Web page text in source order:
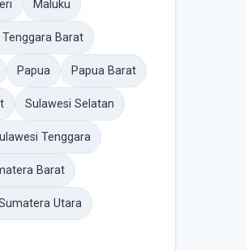
Maluku
Tenggara Barat
Papua Papua Barat
Sulawesi Selatan
Tenggara
Barat
Utara